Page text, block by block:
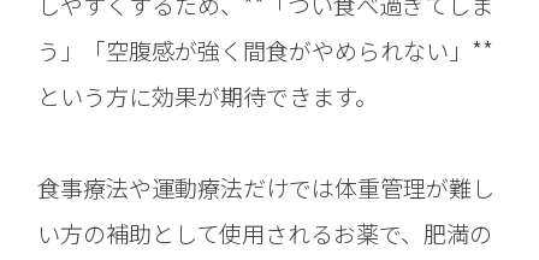
う」「空腹感が強く間食がやめられない」**
という方に効果が期待できます。
食事療法や運動療法だけでは体重管理が難し
い方の補助として使用されるお薬で、肥満の